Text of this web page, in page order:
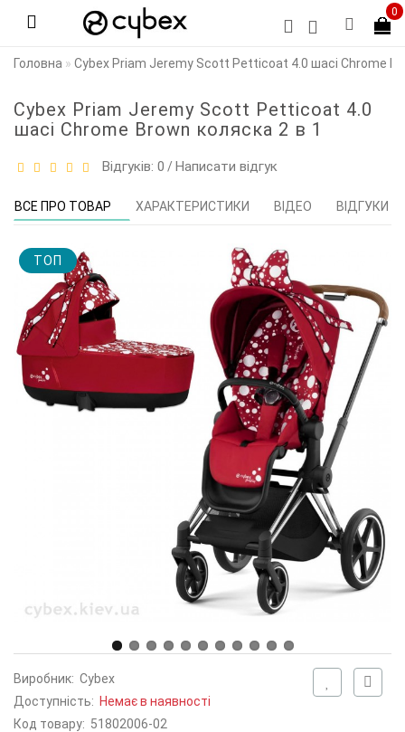
0
Головна Cybex Priam Jeremy Scott Petticoat 4.0 шасі Chrome
Cybex Priam Jeremy Scott Petticoat 4.0
шасі Chrome Brown коляска 2 в 1
Відгуків: 0 /Написати відгук
ВСЕ ПРО ТОВАР ХАРАКТЕРИСТИКИ ВІДЕО ВІДГУКИ
TOП
Виробник: Cybex
Доступність: Немає в наявності
Код товару: 51802006-02